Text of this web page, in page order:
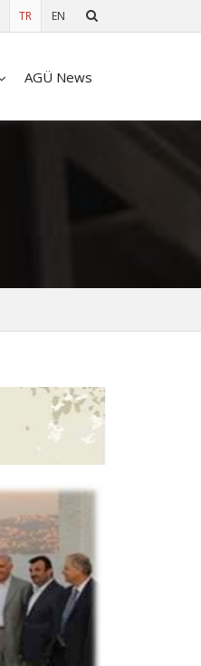
TR EN
AGÜ News